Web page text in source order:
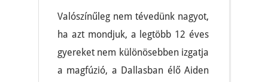
Valószínűleg nem tévedünk nagyot,
ha azt mondjuk, a legtöbb 12 éves
gyereket nem különösebben izgatja
a magfúzió, a Dallasban élő Aiden